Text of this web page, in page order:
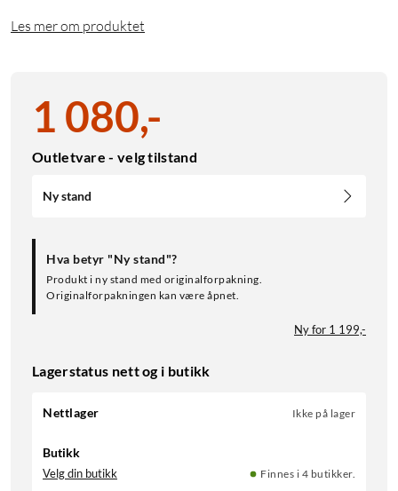
Les mer om produktet
1 080,-
Outletvare - velg tilstand
Ny stand
Hva betyr "Ny stand"?
Produkt i ny stand med originalforpakning.
Originalforpakningen kan være åpnet.
Ny for 1 199,-
Lagerstatus nett og i butikk
Nettlager Ikke på lager
Butikk
Velg din butikk Finnes i 4 butikker.